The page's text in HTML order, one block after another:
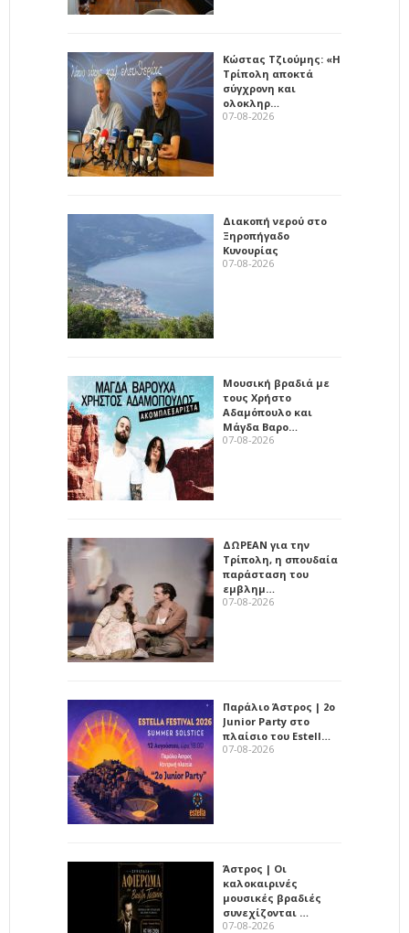
Κώστας Τζιούμης: «Η
Τρίπολη αποκτά
σύγχρονη και
ολοκληρ…
07-08-2026
Διακοπή νερού στο
Ξηροπήγαδο
Κυνουρίας
07-08-2026
Μουσική βραδιά με
τους Χρήστο
Αδαμόπουλο και
Μάγδα Βαρο…
07-08-2026
ΔΩΡΕΑΝ για την
Τρίπολη, η σπουδαία
παράσταση του
εμβλημ…
07-08-2026
Παράλιο Άστρος | 2ο
Junior Party στο
πλαίσιο του Estell…
07-08-2026
Άστρος | Οι
καλοκαιρινές
μουσικές βραδιές
συνεχίζονται …
07-08-2026